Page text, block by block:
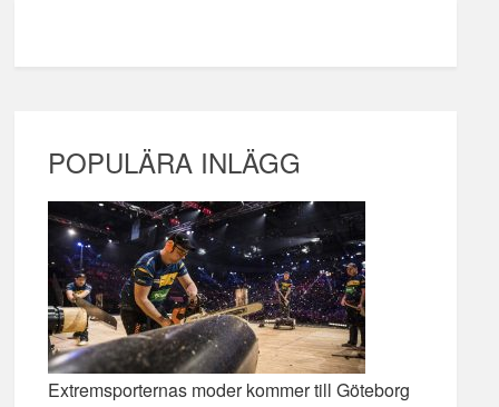
POPULÄRA INLÄGG
Extremsporternas moder kommer till Göteborg